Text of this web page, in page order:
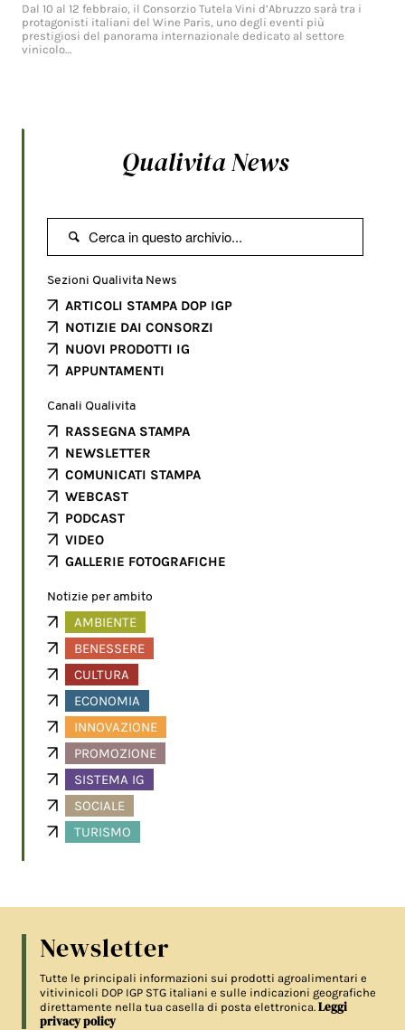
Dal 10 al 12 febbraio, il Consorzio Tutela Vini d’Abruzzo sarà tra i
protagonisti italiani del Wine Paris, uno degli eventi più
prestigiosi del panorama internazionale dedicato al settore
vinicolo…
Qualivita News

Sezioni Qualivita News
ARTICOLI STAMPA DOP IGP
NOTIZIE DAI CONSORZI
NUOVI PRODOTTI IG
APPUNTAMENTI
Canali Qualivita
RASSEGNA STAMPA
NEWSLETTER
COMUNICATI STAMPA
WEBCAST
PODCAST
VIDEO
GALLERIE FOTOGRAFICHE
Notizie per ambito
AMBIENTE
BENESSERE
CULTURA
ECONOMIA
INNOVAZIONE
PROMOZIONE
SISTEMA IG
SOCIALE
TURISMO
Newsletter
Tutte le principali informazioni sui prodotti agroalimentari e
vitivinicoli DOP IGP STG italiani e sulle indicazioni geografiche
direttamente nella tua casella di posta elettronica.Leggi
privacy policy